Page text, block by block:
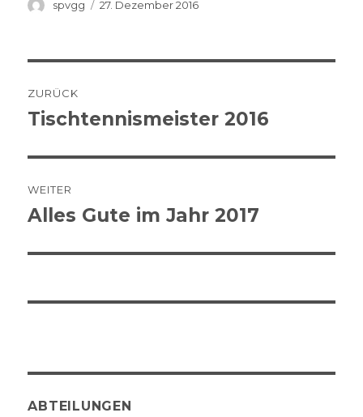
Autor
spvgg
Veröffentlicht
27. Dezember 2016
Navigation
ZURÜCK
Vorheriger
Tischtennismeister 2016
WEITER
Nächster
Alles Gute im Jahr 2017
ABTEILUNGEN